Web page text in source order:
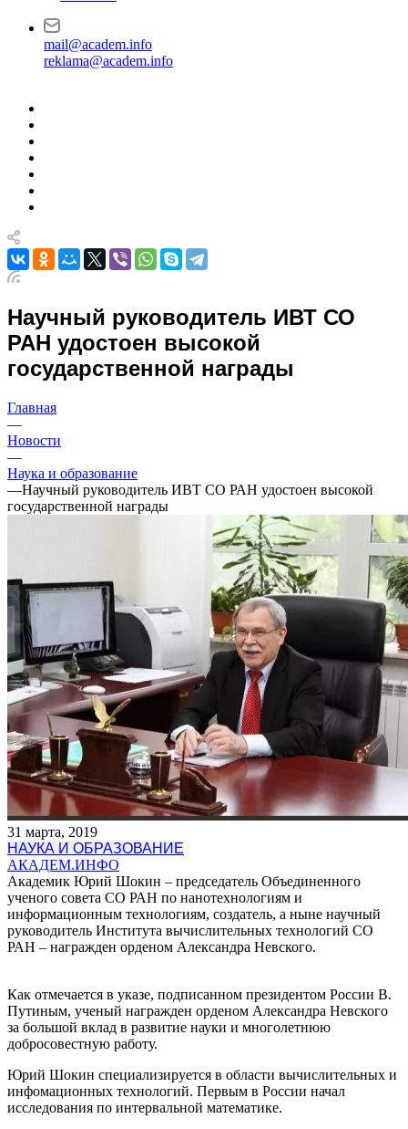
mail@academ.info
reklama@academ.info
Научный руководитель ИВТ СО
РАН удостоен высокой
государственной награды
Главная
—
Новости
—
Наука и образование
—Научный руководитель ИВТ СО РАН удостоен высокой
государственной награды
31 марта, 2019
НАУКА И ОБРАЗОВАНИЕ
АКАДЕМ.ИНФО
Академик Юрий Шокин – председатель Объединенного
ученого совета СО РАН по нанотехнологиям и
информационным технологиям, создатель, а ныне научный
руководитель Института вычислительных технологий СО
РАН – награжден орденом Александра Невского.
Как отмечается в указе, подписанном президентом России В.
Путиным, ученый награжден орденом Александра Невского
за большой вклад в развитие науки и многолетнюю
добросовестную работу.
Юрий Шокин специализируется в области вычислительных и
инфомационных технологий. Первым в России начал
исследования по интервальной математике.